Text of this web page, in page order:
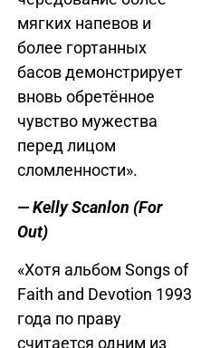
мягких напевов и
более гортанных
басов демонстрирует
вновь обретённое
чувство мужества
перед лицом
сломленности».
— Kelly Scanlon (For
Out)
«Хотя альбом Songs of
Faith and Devotion 1993
года по праву
считается одним из